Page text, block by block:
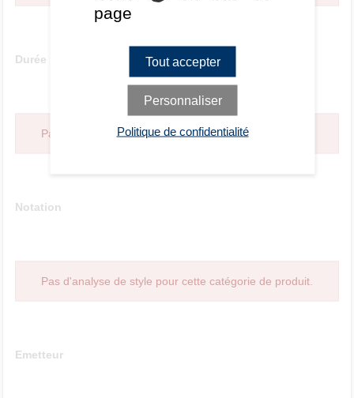
Durée
Pas d'analyse de style pour cette catégorie de produit.
Notation
Pas d'analyse de style pour cette catégorie de produit.
Emetteur
page
Tout accepter
Personnaliser
Politique de confidentialité